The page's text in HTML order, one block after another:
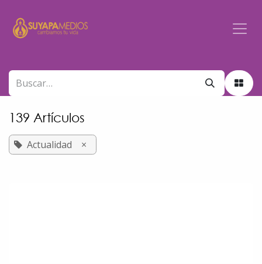
139 Artículos
Actualidad ×